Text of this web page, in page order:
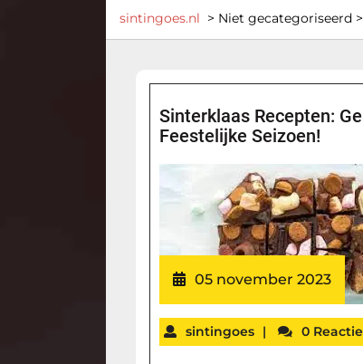
sintingoes.nl > Niet gecategoriseerd >
Sinterklaas Recepten:
Feestelijke Seizoen!
05 november 2023
sintingoes | 0